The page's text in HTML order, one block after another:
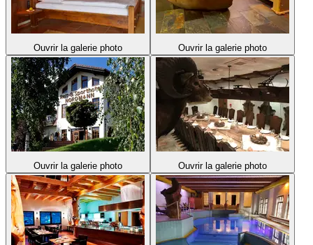
Ouvrir la galerie photo Ouvrir la galerie photo
Ouvrir la galerie photo Ouvrir la galerie photo